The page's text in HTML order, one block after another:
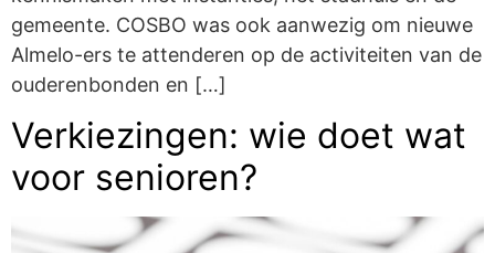
gemeente. COSBO was ook aanwezig om nieuwe
Almelo-ers te attenderen op de activiteiten van de
ouderenbonden en […]
Verkiezingen: wie doet wat
voor senioren?